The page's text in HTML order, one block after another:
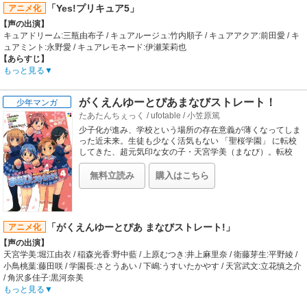
3年生の春、新入生・大河が9人目のメンバーとして野球部に入部。聖秀ナイン
は、吾郎にとって最後となる夏の大会を目指します……。もちろん、同じ高校の
ソフト部でがんばる清水や、吾郎の両親・茂野と桃子は、自分が選んだ道をまっ
すぐ進む吾郎の姿を、いつも見守っています。果たして吾郎と聖秀ナインは、厳
しい神奈川予選を勝ち上がり、かつての仲間・寿也や眉村を擁する史上最強の海
堂高校を倒すことができるのか！？吾郎の大きな挑戦が、今、始まります！
【制作会社】
【スタッフ情報】
原作:満田拓也
監督:カサヰケンイチ、福島利規
シリーズ構成:土屋理敬 / 脚本:土屋理敬、静谷伊佐夫、吉岡たかを、中村能子 / キ
ャラクターデザイン:大貫健一、宇佐美皓一 / 美術監督:徳田俊之 / 撮影監督:佐藤太
朗 / 音楽:朝倉紀行 / 音響監督:高桑一 / プロデューサー:古市直彦 / アニメーション
プロデューサー:光延青児 / 制作統括:柏木敦子、松本寿子
【音楽】
OP:ロードオブメジャー「PLAY THE GAME」 / ED1:BeForU「Strike Party!!!」 /
ED2:ザ・ルーズドッグス「夜になれば」
アニメ化 「Yes!プリキュア5」
【声の出演】
キュアドリーム:三瓶由布子 / キュアルージュ:竹内順子 / キュアアクア:前田愛 / キ
ュアミント:永野愛 / キュアレモネード:伊瀬茉莉也
【あらすじ】
夢原のぞみは、サンクルミエール学園に通う中学２年生。ある日、図書館で不思
たココと出会います。ココは、邪悪な組織“ナイトメア”に滅ぼされてしまった故
郷を蘇らせる為、どんな願いも１つだけ叶える力を持つ「ドリームコレット」を
探し続けていたのです！ただ、願いを叶える為には「ピンキー」を５５匹探さな
ければなりません。しかも「ドリームコレット」を狙う“ナイトメア”と戦いなが
ら…。ココを助けることに決めたのぞみは、「ピンキーキャッチュ」でプリキュ
アに変身！！４人の仲間と共に、プリキュア初の「チームアクション」でよこし
まな野望に立ち向かう！！
【制作会社】
東映アニメーション
【スタッフ情報】
原作:東堂いづみ
プロデューサー:亀田雅之、麻生一宏、鷲尾天 / シリーズディレクター:小村敏明 /
シリーズ構成:成田良美 / キャラクターデザイン:川村敏江、色彩設計 澤田豊二 / 美
術デザイン:行信三 / 製作担当:坂井和男
【音楽】
OP:工藤真由「プリキュア5 スマイル go go!」 / ED1:宮本佳那子「キラキラしち
ゃって My True Love!」 / ED2:宮本佳那子 with ぷりきゅあ5「ガンバランスdeダ
ンス～夢みる奇跡たち～」
もっと見る
少年マンガ がくえんゆーとぴあまなびストレート！
たあたんちぇっく /ufotable /小笠原篤
少子化が進み、学校という場所の存在意義が薄くなってしま
った近未来。生徒も少なく活気もない 「聖桜学園」 に転校
してきた、超元気印な女の子・天宮学美（まなび）。転校
早々、生徒会長になったまなびは学園を楽しくするため、ク
ラスメイトを巻き込んでの学園改革に乗り出すが……!?
無料立読み 購入はこちら
アニメ化 「がくえんゆーとぴあ まなびストレート!」
【声の出演】
天宮学美:堀江由衣 / 稲森光香:野中藍 / 上原むつき:井上麻里奈 / 衛藤芽生:平野綾 /
小鳥桃葉:藤田咲 / 学園長:さとうあい / 下嶋:うすいたかやす / 天宮武文:立花慎之介
/ 角沢多佳子:黒河奈美
【制作会社】
もっと見る